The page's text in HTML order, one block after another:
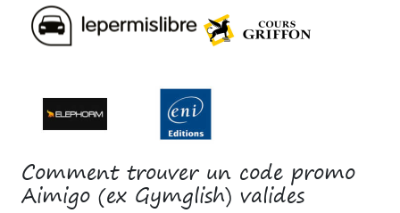
Comment trouver un code promo
Aimigo (ex Gymglish) valides